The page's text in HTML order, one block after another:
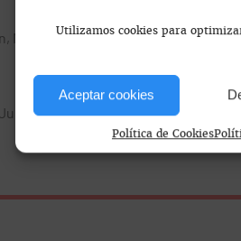
Utilizamos cookies para
Aceptar cookies
Política de Cookies
Madrid, España
10 - 16 / 19 - 00.30 Vie 10 - 16 / 19 - 2